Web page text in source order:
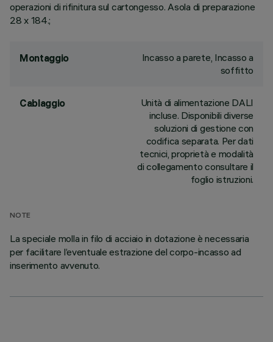
operazioni di rifinitura sul cartongesso. Asola di preparazione
28 x 184.;
Montaggio
Incasso a parete, Incasso a
soffitto
Cablaggio
Unità di alimentazione DALI
incluse. Disponibili diverse
soluzioni di gestione con
codifica separata. Per dati
tecnici, proprietà e modalità
di collegamento consultare il
foglio istruzioni.
NOTE
La speciale molla in filo di acciaio in dotazione è necessaria
per facilitare l’eventuale estrazione del corpo-incasso ad
inserimento avvenuto.